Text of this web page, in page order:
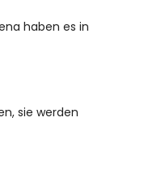
haben es in
sie werden